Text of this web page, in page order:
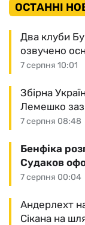
ОСТАННІ
7 серпня 10:01
Два клуби
озвучено
7 серпня 08:48
Збірна
Лемешко
7 серпня 00:04
Бенфіка
Судаков
Андерлехт
Сікана на